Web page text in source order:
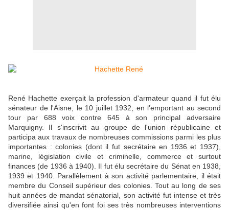
René Hachette exerçait la profession d'armateur quand il fut élu
sénateur de l'Aisne, le 10 juillet 1932, en l'emportant au second
tour par 688 voix contre 645 à son principal adversaire
Marquigny. Il s'inscrivit au groupe de l'union républicaine et
participa aux travaux de nombreuses commissions parmi les plus
importantes : colonies (dont il fut secrétaire en 1936 et 1937),
marine, législation civile et criminelle, commerce et surtout
finances (de 1936 à 1940). Il fut élu secrétaire du Sénat en 1938,
1939 et 1940. Parallèlement à son activité parlementaire, il était
membre du Conseil supérieur des colonies. Tout au long de ses
huit années de mandat sénatorial, son activité fut intense et très
diversifiée ainsi qu'en font foi ses très nombreuses interventions